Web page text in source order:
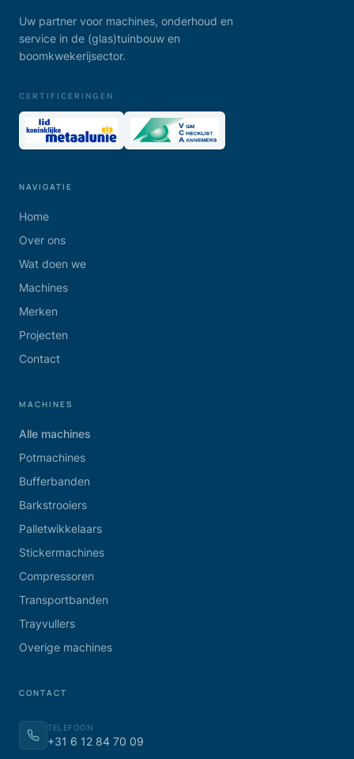
Uw partner voor machines, onderhoud en
service in de (glas)tuinbouw en
boomkwekerijsector.
CERTIFICERINGEN
NAVIGATIE
Home
Over ons
Wat doen we
Machines
Merken
Projecten
Contact
MACHINES
Alle machines
Potmachines
Bufferbanden
Barkstrooiers
Palletwikkelaars
Stickermachines
Compressoren
Transportbanden
Trayvullers
Overige machines
CONTACT
TELEFOON
+31 6 12 84 70 09